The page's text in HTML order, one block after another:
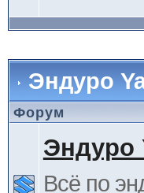
Эндуро
Форум
Эндуро
Всё по